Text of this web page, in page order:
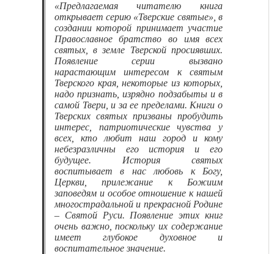
«Предлагаемая читателю книга
открывает серию «Тверские святые», в
создании которой принимает участие
Православное братство во имя всех
святых, в земле Тверской просиявших.
Появление серии вызвано
нарастающим интересом к святым
Тверского края, некоторые из которых,
надо признать, изрядно подзабыты и в
самой Твери, и за ее пределами. Книги о
Тверских святых призваны пробудить
интерес, патриотические чувства у
всех, кто любит наш город и кому
небезразличны его история и его
будущее. История святых
воспитывает в нас любовь к Богу,
Церкви, прилежание к Божиим
заповедям и особое отношение к нашей
многострадальной и прекрасной Родине
– Святой Руси. Появление этих книг
очень важно, поскольку их содержание
имеет глубокое духовное и
воспитательное значение.